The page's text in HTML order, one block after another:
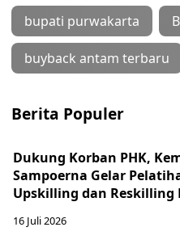
bupati purwakarta
buyback antam terbaru
Berita Populer
Dukung Korban PHK,
Sampoerna Gelar
Upskilling dan Reskilling
16 Juli 2026